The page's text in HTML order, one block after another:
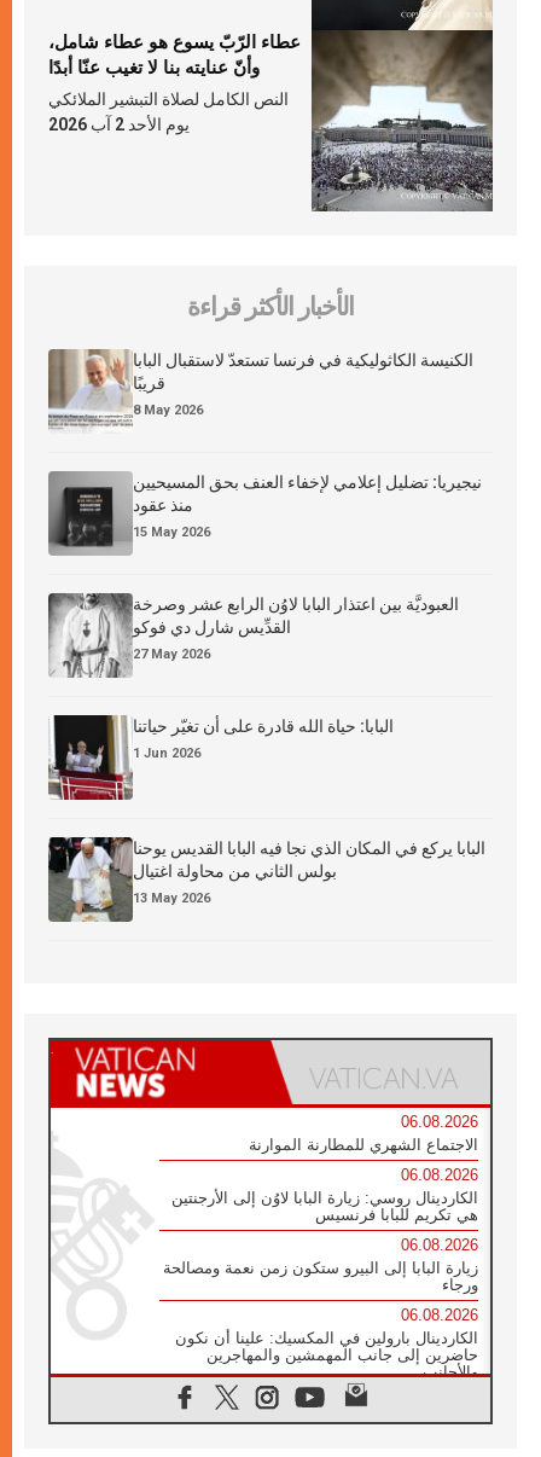
عطاء الرّبّ يسوع هو عطاء شامل،
وأنّ عنايته بنا لا تغيب عنّا أبدًا
النص الكامل لصلاة التبشير الملائكي
يوم الأحد 2 آب 2026
الأخبار الأكثر قراءة
الكنيسة الكاثوليكية في فرنسا تستعدّ لاستقبال البابا
قريبًا
8 May 2026
نيجيريا: تضليل إعلامي لإخفاء العنف بحق المسيحيين
منذ عقود
15 May 2026
العبوديَّة بين اعتذار البابا لاوُن الرابع عشر وصرخة
القدِّيس شارل دي فوكو
27 May 2026
البابا: حياة الله قادرة على أن تغيّر حياتنا
1 Jun 2026
البابا يركع في المكان الذي نجا فيه البابا القديس يوحنا
بولس الثاني من محاولة اغتيال
13 May 2026
06.08.2026
الاجتماع الشهري للمطارنة الموارنة
06.08.2026
الكاردينال روسي: زيارة البابا لاوُن إلى الأرجنتين
هي تكريم للبابا فرنسيس
06.08.2026
زيارة البابا إلى البيرو ستكون زمن نعمة ومصالحة
ورجاء
06.08.2026
الكاردينال بارولين في المكسيك: علينا أن نكون
حاضرين إلى جانب المهمشين والمهاجرين
والأجانب
البابا لاوُن الرابع عشر للشباب في أسيزي: